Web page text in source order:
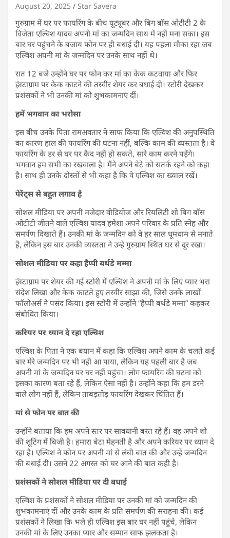
August 20, 2025 Star Savera
गुरुग्राम में घर पर फायरिंग के बीच यूट्यूबर और बिग बॉस ओटीटी 2 के
विजेता एल्विश यादव अपनी मां का जन्मदिन साथ में नहीं मना सका। इस
बार घर पहुंचने के बजाय फोन पर ही बधाई दी। यह पहला मौका रहा जब
एल्विश अपनी मां के जन्मदिन पर उनके साथ नहीं थे।
रात 12 बजे उन्होंने घर पर फोन कर मां का केक कटवाया और फिर
इंस्टाग्राम पर केक काटने की तस्वीर शेयर कर बधाई दी। स्टोरी देखकर
प्रशंसकों ने भी उनकी मां को शुभकामनाएं दीं।
हमें भगवान का भरोसा
इस बीच उनके पिता रामअवतार ने साफ किया कि एल्विश की अनुपस्थिति
का कारण हाल की फायरिंग की घटना नहीं, बल्कि काम की व्यस्तता है। वे
फायरिंग के डर से घर पर कैद नहीं हो सकते, सारे काम करने पड़ेंगे।
भगवान हम सभी का रखवाला है। मैंने अपने बेटे को सतर्क रहने को कहा
है। साथ ही उनके दोस्तों से भी कहा है कि वे एल्विश का ख्याल रखें।
पेरेंट्स से बहुत लगाव है
सोशल मीडिया पर अपनी मजेदार वीडियोज और रियलिटी शो बिग बॉस
ओटीटी जीतने वाले एल्विश यादव हमेशा अपने परिवार के प्रति स्नेह और
समर्पण दिखाते हैं। उनकी मां के जन्मदिन को वे हर साल धूमधाम से मनाते
हैं, लेकिन इस बार उनकी व्यस्तता ने उन्हें गुरुग्राम स्थित घर से दूर रखा।
सोशल मीडिया पर कहा हैप्पी बर्थडे मम्मा
इंस्टाग्राम पर शेयर की गई स्टोरी में एल्विश ने अपनी मां के लिए प्यार भरा
संदेश लिखा और केक काटते हुए तस्वीर साझा की, जिसे उनके लाखों
फॉलोअर्स ने पसंद किया। इस स्टोरी में उन्होंने “हैप्पी बर्थडे मम्मा” कहकर
संबोधित किया।
करियर पर ध्यान दे रहा एल्विश
एल्विश के पिता ने एक बयान में कहा कि एल्विश अपने काम के चलते कई
बार मेरे जन्मदिन पर भी नहीं आ पाया, लेकिन यह पहली बार है जब
अपनी मां के जन्मदिन पर घर नहीं पहुंचा। लोग फायरिंग की घटना को
इसका कारण बता रहे हैं, लेकिन ऐसा नहीं है। उन्होंने कहा कि हम डरने
वाले लोग नहीं हैं, लेकिन ताबड़तोड़ फायरिंग देखकर चिंतित हैं।
मां से फोन पर बात की
उन्होंने बताया कि हम अपने स्तर पर सावधानी बरत रहे हैं। वह अपने शो
की शूटिंग में बिजी है। हमारा बेटा मेहनती है और अपने करियर पर ध्यान दे
रहा है। एल्विश ने फोन पर अपनी मां से लंबी बात की और उन्हें जन्मदिन
की बधाई दी। उसने 22 अगस्त को घर आने की बात कही है।
प्रशंसकों ने सोशल मीडिया पर दी बधाई
एल्विश के प्रशंसकों ने सोशल मीडिया पर उनकी मां को जन्मदिन की
शुभकामनाएं दीं और उनके काम के प्रति समर्पण की सराहना की। कई
प्रशंसकों ने लिखा कि भले ही एल्विश इस बार घर नहीं पहुंचे, लेकिन
उनकी मां के लिए उनका प्यार और सम्मान साफ झलकता है।